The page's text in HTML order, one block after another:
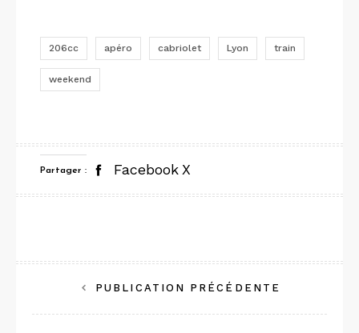
206cc apéro cabriolet Lyon train
weekend
Partager : FacebookX
Navigation
de
PUBLICATION PRÉCÉDENTE